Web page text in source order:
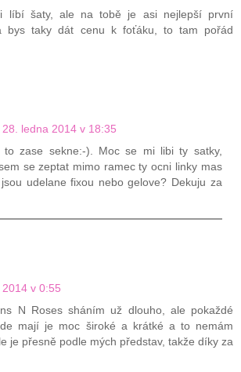
líbí šaty, ale na tobě je asi nejlepší první
bys taky dát cenu k foťáku, to tam pořád
28. ledna 2014 v 18:35
to zase sekne:-). Moc se mi libi ty satky,
se zeptat mimo ramec ty ocni linky mas
udelane fixou nebo gelove? Dekuju za
v 0:55
N Roses sháním už dlouho, ale pokaždé
mají je moc široké a krátké a to nemám
je přesně podle mých představ, takže díky za